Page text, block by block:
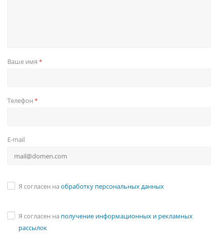
Ваше имя *
Телефон *
E-mail
Я согласен на обработку персональных данных
Я согласен на получение информационных и рекламных
рассылок